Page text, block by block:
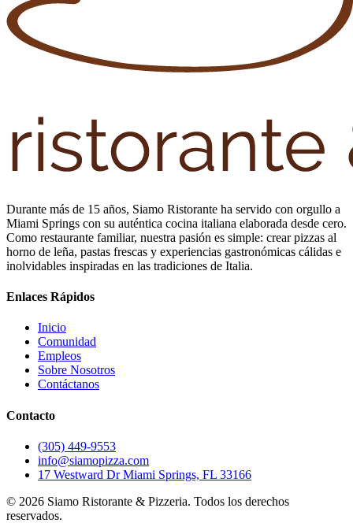
Durante más de 15 años, Siamo Ristorante ha servido con orgullo a
Miami Springs con su auténtica cocina italiana elaborada desde cero.
Como restaurante familiar, nuestra pasión es simple: crear pizzas al
horno de leña, pastas frescas y experiencias gastronómicas cálidas e
inolvidables inspiradas en las tradiciones de Italia.
Enlaces Rápidos
Inicio
Comunidad
Empleos
Sobre Nosotros
Contáctanos
Contacto
(305) 449-9553
info@siamopizza.com
17 Westward Dr Miami Springs, FL 33166
© 2026 Siamo Ristorante & Pizzeria. Todos los derechos
reservados.